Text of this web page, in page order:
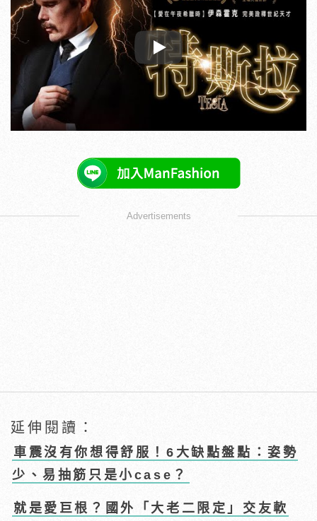
Play
Advertisements
延伸閱讀：
車震沒有你想得舒服！6大缺點盤點：姿勢
少、易抽筋只是小case？
就是愛巨根？國外「大老二限定」交友軟